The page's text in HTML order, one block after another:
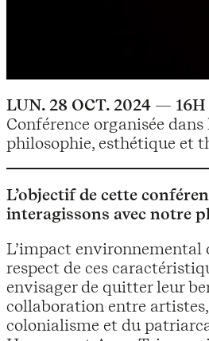
LUN. 28 OCT. 2024 — 16H
Conférence organisée
philosophie, esthétique et
L’objectif de cette
interagissons avec notre
L’impact environnemental
respect de ces
envisager de quitter leur
collaboration entre
colonialisme et du